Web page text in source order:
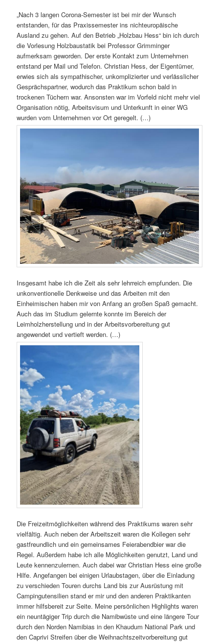
„Nach 3 langen Corona-Semester ist bei mir der Wunsch
entstanden, für das Praxissemester ins nichteuropäische
Ausland zu gehen. Auf den Betrieb „Holzbau Hess“ bin ich durch
die Vorlesung Holzbaustatik bei Professor Grimminger
aufmerksam geworden. Der erste Kontakt zum Unternehmen
entstand per Mail und Telefon. Christian Hess, der Eigentümer,
erwies sich als sympathischer, unkomplizierter und verlässlicher
Gesprächspartner, wodurch das Praktikum schon bald in
trockenen Tüchern war. Ansonsten war im Vorfeld nicht mehr viel
Organisation nötig, Arbeitsvisum und Unterkunft in einer WG
wurden vom Unternehmen vor Ort geregelt. (…)
Insgesamt habe ich die Zeit als sehr lehrreich empfunden. Die
unkonventionelle Denkweise und das Arbeiten mit den
Einheimischen haben mir von Anfang an großen Spaß gemacht.
Auch das im Studium gelernte konnte im Bereich der
Leimholzherstellung und in der Arbeitsvorbereitung gut
angewendet und vertieft werden. (…)
Die Freizeitmöglichkeiten während des Praktikums waren sehr
vielfältig. Auch neben der Arbeitszeit waren die Kollegen sehr
gastfreundlich und ein gemeinsames Feierabendbier war die
Regel. Außerdem habe ich alle Möglichkeiten genutzt, Land und
Leute kennenzulernen. Auch dabei war Christian Hess eine große
Hilfe. Angefangen bei einigen Urlaubstagen, über die Einladung
zu verschieden Touren durchs Land bis zur Ausrüstung mit
Campingutensilien stand er mir und den anderen Praktikanten
immer hilfsbereit zur Seite. Meine persönlichen Highlights waren
ein neuntägiger Trip durch die Namibwüste und eine längere Tour
durch den Norden Namibias in den Khaudum National Park und
den Caprivi Streifen über die Weihnachtszeitvorbereitung gut